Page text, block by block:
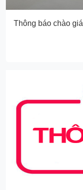
Thông báo chào giá